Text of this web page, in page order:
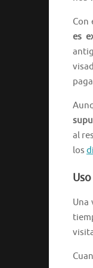
Con
es
al
los
Una